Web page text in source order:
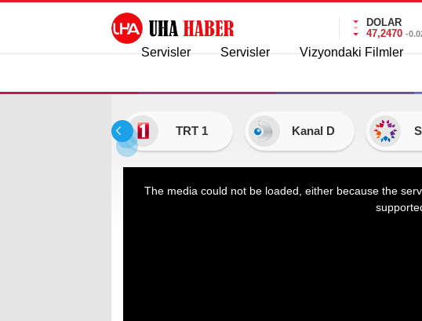
DOLAR
47,2470 -
Servisler Servisler Vizyondaki Filmler
TRT 1 Kanal D
The media could not be loaded, either because the